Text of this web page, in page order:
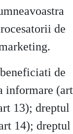
de
de
informare (art
13); dreptul
14); dreptul